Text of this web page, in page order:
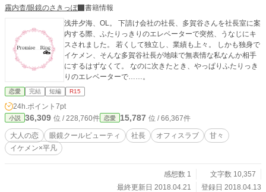
霧内杳/眼鏡のさきっぽ
書籍情報
浅井夕海、OL。 下請け会社の社長、多賀谷さんを社長室に案
内する際、ふたりっきりのエレベーターで突然、うなじにキ
スされました。 若くして独立し、業績も上々。 しかも独身で
イケメン、そんな多賀谷社長が地味で無表情な私なんか相手
にするはずなくて。 なのに次きたとき、やっぱりふたりっき
りのエレベーターで……。
恋愛 完結 短編 R15
24h.ポイント 7pt
小説 36,309 位 / 228,760件 恋愛 15,787 位 / 66,367件
大人の恋 眼鏡クールビューティ 社長 オフィスラブ
甘々
イケメン×平凡
感想数 1
文字数 10,357
最終更新日 2018.04.21
登録日 2018.04.13